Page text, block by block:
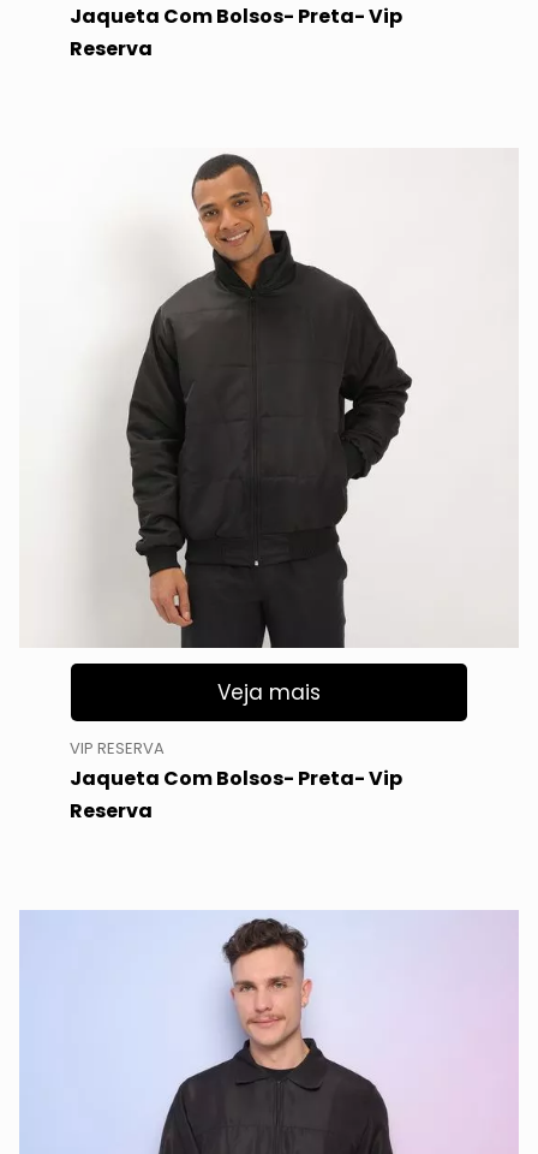
Jaqueta Com Bolsos- Preta- Vip
Reserva
Veja mais
VIP RESERVA
Jaqueta Com Bolsos- Preta- Vip
Reserva